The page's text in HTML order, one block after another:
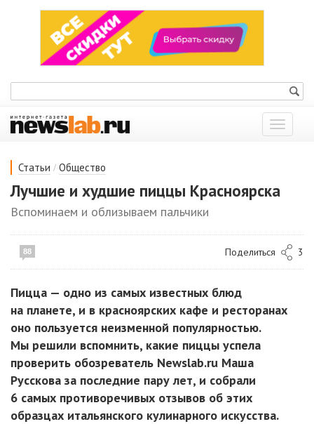
Показать
меню
Статьи / Общество
Лучшие и худшие пиццы Красноярска
Вспоминаем и облизываем пальчики
88 Поделиться 3
Пицца — одно из самых известных блюд
на планете, и в красноярских кафе и ресторанах
оно пользуется неизменной популярностью.
Мы решили вспомнить, какие пиццы успела
проверить обозреватель Newslab.ru Маша
Русскова за последние пару лет, и собрали
6 самых противоречивых отзывов об этих
образцах итальянского кулинарного искусства.